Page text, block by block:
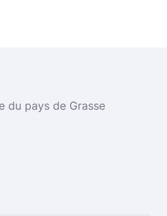
du pays de Grasse